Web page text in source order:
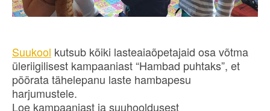
Suukool kutsub kõiki lasteaiaõpetajaid osa võtma
üleriigilisest kampaaniast “Hambad puhtaks”, et
pöörata tähelepanu laste hambapesu
harjumustele.
Loe kampaaniast ja suuhooldusest